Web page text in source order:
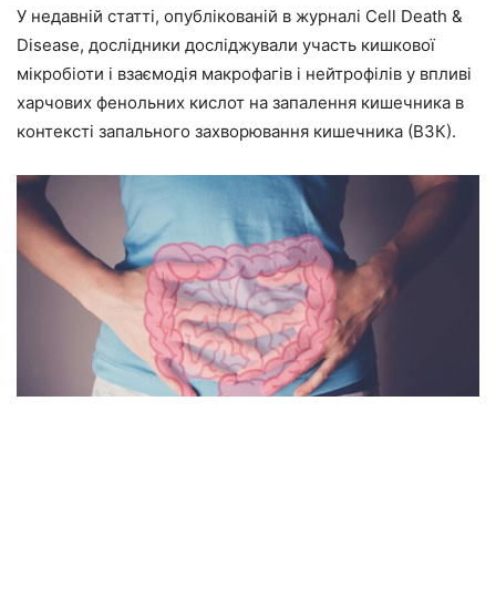
У недавній статті, опублікованій в журналі Cell Death &
Disease, дослідники досліджували участь кишкової
мікробіоти і взаємодія макрофагів і нейтрофілів у впливі
харчових фенольних кислот на запалення кишечника в
контексті запального захворювання кишечника (ВЗК).